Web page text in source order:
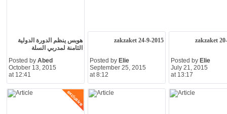
هوبس ينظم الدورة الدولية
الثامنة لمدربي السلة
Posted by Abed
October 13, 2015
at 12:41
zakzaket 24-9-2015
Posted by Elie
September 25, 2015
at 8:12
zakzaket
Posted by Elie
July 21, 2015
at 13:17